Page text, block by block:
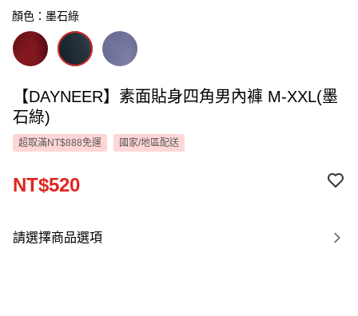
顏色：墨石綠
【DAYNEER】素面貼身四角男內褲 M-XXL(墨
石綠)
超取滿NT$888免運 國家/地區配送
NT$520
請選擇商品選項